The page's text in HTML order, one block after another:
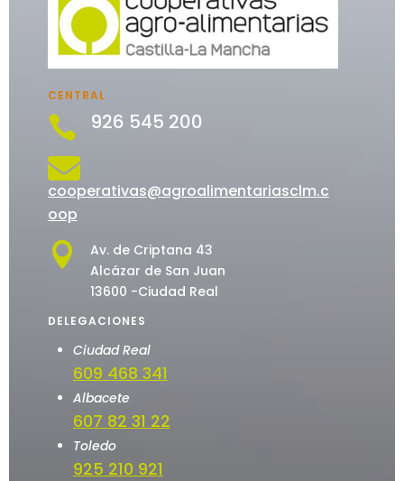
CENTRAL
 926 545 200

cooperativas@agroalimentariasclm.c
oop

Av. de Criptana 43
Alcázar de San Juan
13600 -Ciudad Real
DELEGACIONES
Ciudad Real
609 468 341
Albacete
607 82 31 22
Toledo
925 210 921